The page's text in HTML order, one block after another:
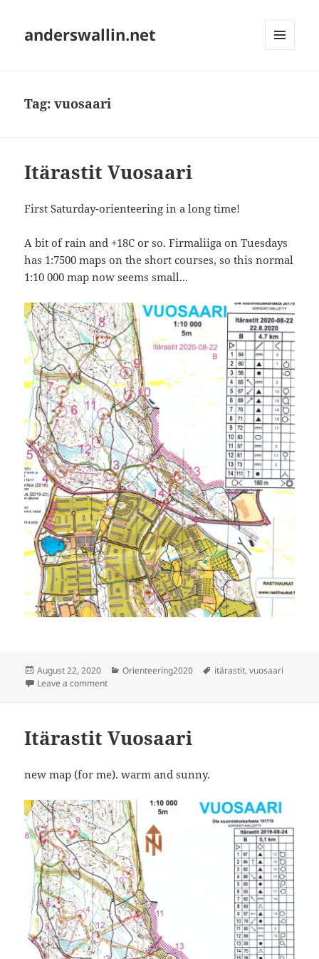
anderswallin.net
Tag:vuosaari
Itärastit Vuosaari
First Saturday-orienteering in a long time!
A bit of rain and +18C or so. Firmaliiga on Tuesdays
has 1:7500 maps on the short courses, so this normal
1:10 000 map now seems small...
Posted
on
August 22, 2020 Categories
Orienteering2020 Tags
itärastit,vuosaari
Leave a commenton Itärastit Vuosaari
Itärastit Vuosaari
new map (for me). warm and sunny.